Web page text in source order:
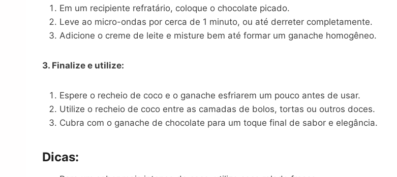
Em um recipiente refratário, coloque o chocolate picado.
Leve ao micro-ondas por cerca de 1 minuto, ou até derreter completamente.
Adicione o creme de leite e misture bem até formar um ganache homogêneo.
3. Finalize e utilize:
Espere o recheio de coco e o ganache esfriarem um pouco antes de usar.
Utilize o recheio de coco entre as camadas de bolos, tortas ou outros doces.
Cubra com o ganache de chocolate para um toque final de sabor e elegância.
Dicas: